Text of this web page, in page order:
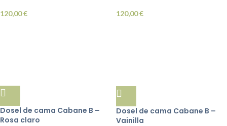
120,00€ 120,00€
Dosel de cama Cabane B –
Rosa claro
Dosel de cama Cabane B –
Vainilla